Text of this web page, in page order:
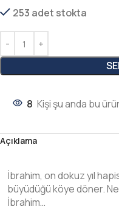
253 adet stokta
8 Kişi şu anda bu
Açıklama
İbrahim, on dokuz yıl
büyüdüğü köye döner.
İbrahim…